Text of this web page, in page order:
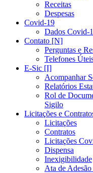
Receitas
Despesas
Covid-19
Dados Covid-
Contato [N]
Perguntas e
Telefones
E-Sic [I]
Acompanhar
Relatórios
Rol de
Sigilo
Licitações e
Licitações
Contratos
Licitações
Dispensa
Inexigibilidade
Ata de